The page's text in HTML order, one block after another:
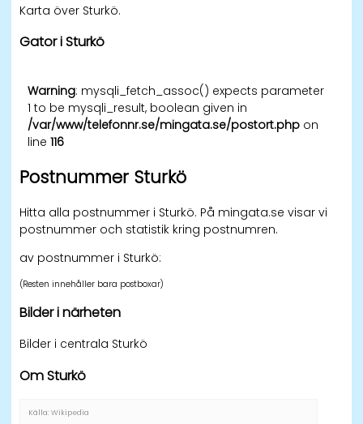
Karta över Sturkö.
Gator i Sturkö
Warning: mysqli_fetch_assoc() expects parameter
1 to be mysqli_result, boolean given in
/var/www/telefonnr.se/mingata.se/postort.php on
line 116
Postnummer Sturkö
Hitta alla postnummer i Sturkö. På mingata.se visar vi
postnummer och statistik kring postnumren.
av postnummer i Sturkö:
(Resten innehåller bara postboxar)
Bilder i närheten
Bilder i centrala Sturkö
Om Sturkö
Källa: Wikipedia